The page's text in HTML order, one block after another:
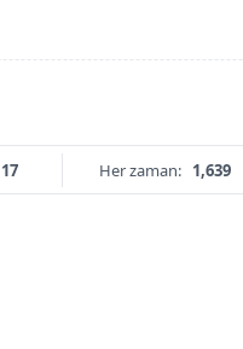
17 Her zaman: 1,639